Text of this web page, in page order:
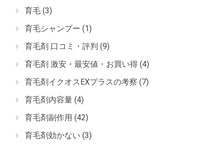
育毛 (3)
育毛シャンプー (1)
育毛剤 口コミ・評判 (9)
育毛剤 激安・最安値・お買い得 (4)
育毛剤イクオスEXプラスの考察 (7)
育毛剤内容量 (4)
育毛剤副作用 (42)
育毛剤効かない (3)